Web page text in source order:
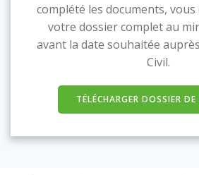
complété les documents,
votre dossier complet au
avant la date souhaitée
Civil.
TÉLÉCHARGER DOSSIER